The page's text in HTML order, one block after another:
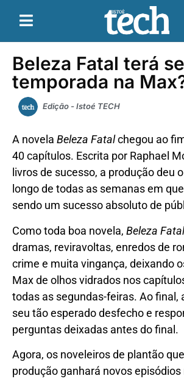
Beleza Fatal terá
temporada na
Edição - Istoé TECH
A novela Beleza Fatalchegou ao
40 capítulos. Escrita por Raphael
livros de sucesso, a produção deu
longo de todas as semanas em
sendo um sucesso absoluto de
Como toda boa novela, Beleza Fatal
dramas, reviravoltas, enredos de
crime e muita vingança, deixando
Max de olhos vidrados nos
todas as segundas-feiras. Ao final,
seu tão esperado desfecho e
perguntas deixadas antes do final.
Agora, os noveleiros de plantão
produção ganhará novos